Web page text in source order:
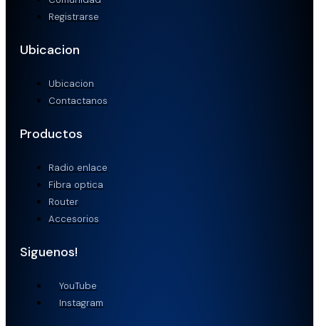
Registrarse
Ubicacion
Ubicacion
Contactanos
Productos
Radio enlace
Fibra optica
Router
Accesorios
Siguenos!
YouTube
Instagram